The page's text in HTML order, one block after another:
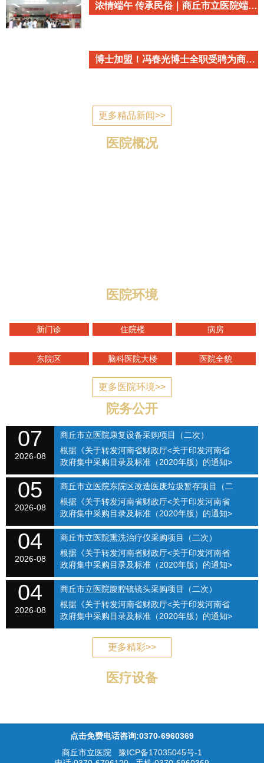
浓情端午 传承民俗｜商丘市立医院端午民俗主题活动温情开启
博士加盟！冯春光博士全职受聘为商丘市立医院心血管内科学术带头人
更多精品新闻>>
医院概况
医院环境
新门诊 住院楼 病房
东院区 脑科医院大楼 医院全貌
更多医院环境>>
院务公开
07
2026-08
商丘市立医院康复设备采购项目（二次）
SQSLYY2026-074
根据《关于转发河南省财政厅<关于印发河南省
政府集中采购目录及标准（2020年版）的通知>
的通知》（商财购〔2020〕1号）和《商丘市立
医院关于修订招标采购流程的通知》（商立院字
【2021】...
05
2026-08
商丘市立医院东院区改造医废垃圾暂存项目（二
次）（SQSLYY2026-075）
根据《关于转发河南省财政厅<关于印发河南省
政府集中采购目录及标准（2020年版）的通知>
的通知》（商财购〔2020〕1号）和《商丘市立
医院关于修订招标采购流程的通知》（商立院字
【2021】...
04
2026-08
商丘市立医院熏洗治疗仪采购项目（二次）
（SQSLYY2026-076）
根据《关于转发河南省财政厅<关于印发河南省
政府集中采购目录及标准（2020年版）的通知>
的通知》（商财购〔2020〕1号）和《商丘市立
医院关于修订招标采购流程的通知》（商立院字
【2021】...
04
2026-08
商丘市立医院腹腔镜镜头采购项目（二次）
（SQSLYY2026-077）
根据《关于转发河南省财政厅<关于印发河南省
政府集中采购目录及标准（2020年版）的通知>
的通知》（商财购〔2020〕1号）和《商丘市立
医院关于修订招标采购流程的通知》（商立院字
更多精彩>>
医疗设备
点击免费电话咨询:0370-6960369
商丘市立医院 豫ICP备17035045号-1